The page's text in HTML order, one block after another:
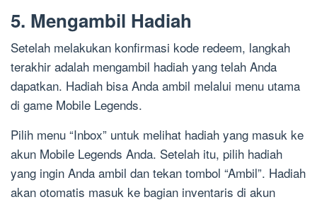
5. Mengambil Hadiah
Setelah melakukan konfirmasi kode redeem, langkah
terakhir adalah mengambil hadiah yang telah Anda
dapatkan. Hadiah bisa Anda ambil melalui menu utama
di game Mobile Legends.
Pilih menu “Inbox” untuk melihat hadiah yang masuk ke
akun Mobile Legends Anda. Setelah itu, pilih hadiah
yang ingin Anda ambil dan tekan tombol “Ambil”. Hadiah
akan otomatis masuk ke bagian inventaris di akun